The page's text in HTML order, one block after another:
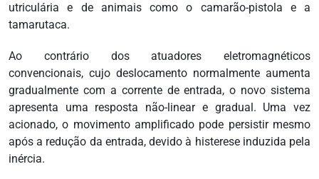
utriculária e de animais como o camarão-pistola e a
tamarutaca.
Ao contrário dos atuadores eletromagnéticos
convencionais, cujo deslocamento normalmente aumenta
gradualmente com a corrente de entrada, o novo sistema
apresenta uma resposta não-linear e gradual. Uma vez
acionado, o movimento amplificado pode persistir mesmo
após a redução da entrada, devido à histerese induzida pela
inércia.